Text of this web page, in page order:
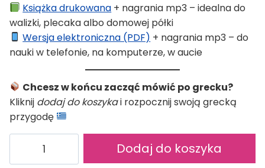
Książka drukowana + nagrania mp3 – idealna do
walizki, plecaka albo domowej półki
Wersja elektroniczna (PDF) + nagrania mp3 – do
nauki w telefonie, na komputerze, w aucie
Chcesz w końcu zacząć mówić po grecku?
Kliknij dodaj do koszykai rozpocznij swoją grecką
przygodę
Rozmówki
Dodaj do koszyka